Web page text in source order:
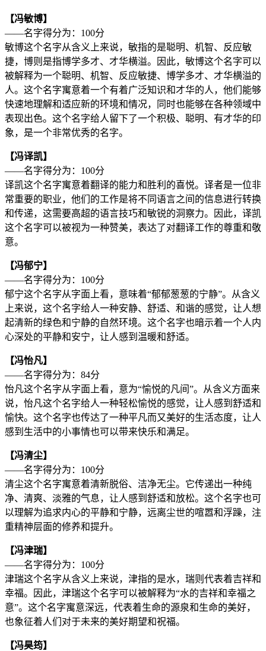
【冯敏博】
——名字得分为：100分
敏博这个名字从含义上来说，敏指的是聪明、机智、反应敏
捷，博则是指博学多才、才华横溢。因此，敏博这个名字可以
被解释为一个聪明、机智、反应敏捷、博学多才、才华横溢的
人。这个名字寓意着一个有着广泛知识和才华的人，他们能够
快速地理解和适应新的环境和情况，同时也能够在各种领域中
表现出色。这个名字给人留下了一个积极、聪明、有才华的印
象，是一个非常优秀的名字。
【冯译凯】
——名字得分为：100分
译凯这个名字寓意着翻译的能力和胜利的喜悦。译者是一位非
常重要的职业，他们的工作是将不同语言之间的信息进行转换
和传递，这需要高超的语言技巧和敏锐的洞察力。因此，译凯
这个名字可以被视为一种赞美，表达了对翻译工作的尊重和敬
意。
【冯郁宁】
——名字得分为：100分
郁宁这个名字从字面上看，意味着“郁郁葱葱的宁静”。从含义
上来说，这个名字给人一种安静、舒适、和谐的感觉，让人想
起清新的绿色和宁静的自然环境。这个名字也暗示着一个人内
心深处的平静和安宁，让人感到温暖和舒适。
【冯怡凡】
——名字得分为：84分
怡凡这个名字从字面上看，意为“愉悦的凡间”。从含义方面来
说，怡凡这个名字给人一种轻松愉悦的感觉，让人感到舒适和
愉快。这个名字也传达了一种平凡而又美好的生活态度，让人
感到生活中的小事情也可以带来快乐和满足。
【冯清尘】
——名字得分为：100分
清尘这个名字寓意着清新脱俗、洁净无尘。它传递出一种纯
净、清爽、淡雅的气息，让人感到舒适和放松。这个名字也可
以理解为追求内心的平静和宁静，远离尘世的喧嚣和浮躁，注
重精神层面的修养和提升。
【冯津瑞】
——名字得分为：100分
津瑞这个名字从含义上来说，津指的是水，瑞则代表着吉祥和
幸福。因此，津瑞这个名字可以被解释为“水的吉祥和幸福之
意”。这个名字寓意深远，代表着生命的源泉和生命的美好，
也象征着人们对于未来的美好期望和祝福。
【冯昊筠】